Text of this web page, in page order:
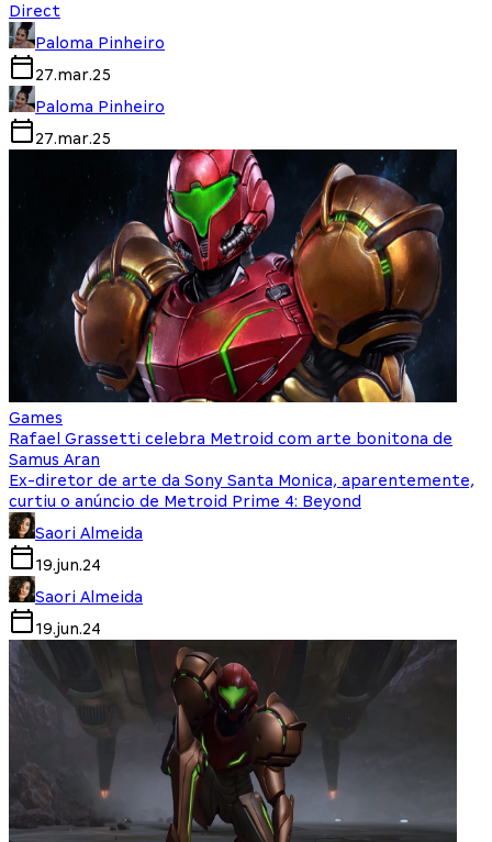
Direct
Paloma Pinheiro
27.mar.25
Paloma Pinheiro
27.mar.25
Games
Rafael Grassetti celebra Metroid com arte bonitona de
Samus Aran
Ex-diretor de arte da Sony Santa Monica, aparentemente,
curtiu o anúncio de Metroid Prime 4: Beyond
Saori Almeida
19.jun.24
Saori Almeida
19.jun.24